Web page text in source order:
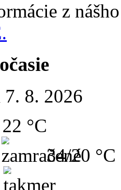
z
7. 8. 2026
22 °C
34/20 °C